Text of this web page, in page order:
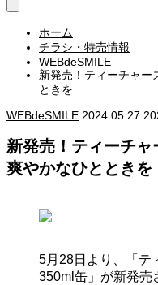
ホーム
チラシ・特売情報
WEBdeSMILE
新発売！ティーチャー
ときを
WEBdeSMILE 2024.05.27
新発売！ティーチ
爽やかなひとときを
5月28日より、「テ
350ml缶」が新発売